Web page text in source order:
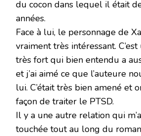
du cocon dans lequel il était
années.
Face à lui, le personnage de
vraiment très intéressant.
très fort qui bien entendu a
et j’ai aimé ce que l’auteure
lui. C’était très bien amené et
façon de traiter le PTSD.
Il y a une autre relation qui
touchée tout au long du